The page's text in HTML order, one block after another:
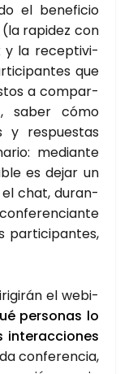
el bene­fi­cio
rapi­dez con
y la recep­ti­vi­
que
a com­par­
saber cómo
y res­pues­tas
median­te
es dejar un
el chat, duran­
par­ti­ci­pan­tes,
el webi­
per­so­nas lo
inter­ac­cio­nes
con­fe­ren­cia,